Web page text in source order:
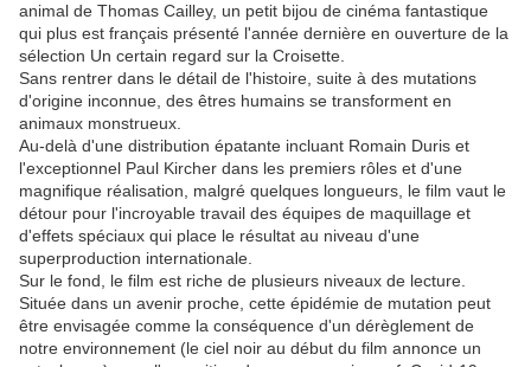
animal de Thomas Cailley, un petit bijou de cinéma fantastique
qui plus est français présenté l'année dernière en ouverture de la
sélection Un certain regard sur la Croisette.
Sans rentrer dans le détail de l'histoire, suite à des mutations
d'origine inconnue, des êtres humains se transforment en
animaux monstrueux.
Au-delà d'une distribution épatante incluant Romain Duris et
l'exceptionnel Paul Kircher dans les premiers rôles et d'une
magnifique réalisation, malgré quelques longueurs, le film vaut le
détour pour l'incroyable travail des équipes de maquillage et
d'effets spéciaux qui place le résultat au niveau d'une
superproduction internationale.
Sur le fond, le film est riche de plusieurs niveaux de lecture.
Située dans un avenir proche, cette épidémie de mutation peut
être envisagée comme la conséquence d'un dérèglement de
notre environnement (le ciel noir au début du film annonce un